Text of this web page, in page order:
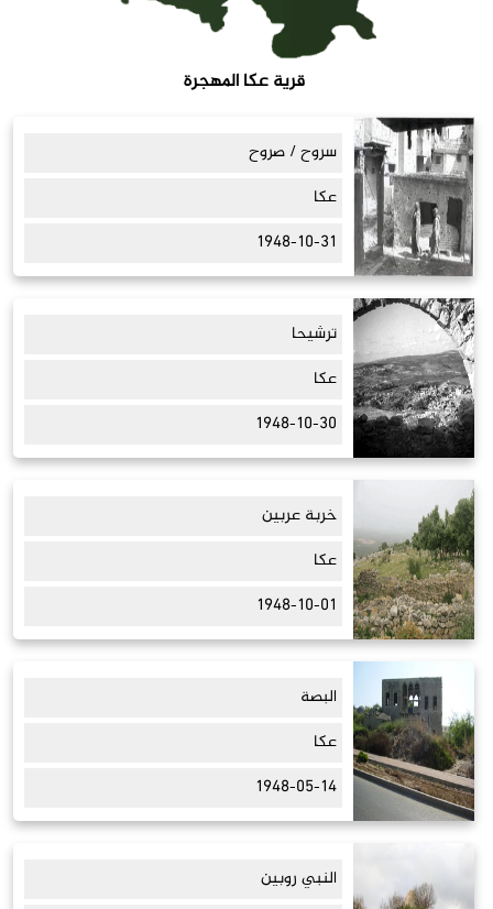
قرية عكا المهجرة
سروح / صروح
عكا
1948-10-31
ترشيحا
عكا
1948-10-30
خربة عربين
عكا
1948-10-01
البصة
عكا
1948-05-14
النبي روبين